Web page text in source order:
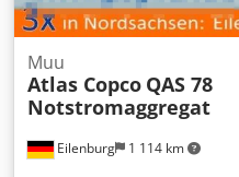
Eilenburg 1 114 km
Muu
Atlas Copco QAS 78
Notstromaggregat